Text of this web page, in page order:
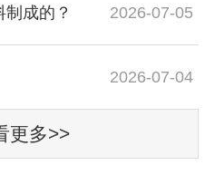
成的？ 2026-07-05
2026-07-04
更多>>